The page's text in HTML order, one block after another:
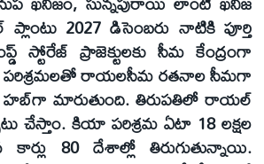
2027 డిసెంబరు నాటికి పూర్తి
స్టోరేజ్ ప్రాజెక్టులకు సీమ కేంద్రంగా
పరిశ్రమలతో రాయలసీమ రతనాల సీమగా
హబ్‌గా మారుతుంది. తిరుపతిలో రాయల్
చేస్తాం. కియా పరిశ్రమ ఏటా 18 లక్షల
80 దేశాల్లో తిరుగుతున్నాయి.